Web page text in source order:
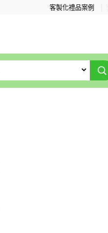
客製化禮品案例